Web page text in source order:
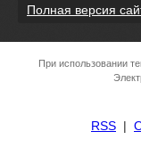
Полная версия
При использовании
RSS |